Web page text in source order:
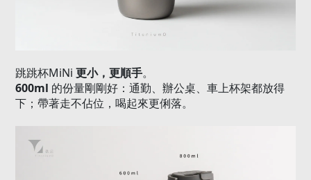
跳跳杯MiNi 更小，更順手。
600ml 的份量剛剛好：通勤、辦公桌、車上杯架都放得
下；帶著走不佔位，喝起來更俐落。